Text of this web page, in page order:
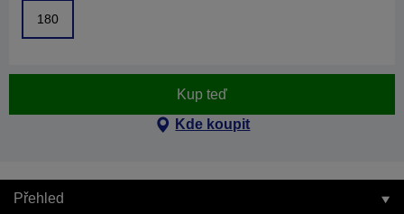
180
Kup teď
Kde koupit
Přehled